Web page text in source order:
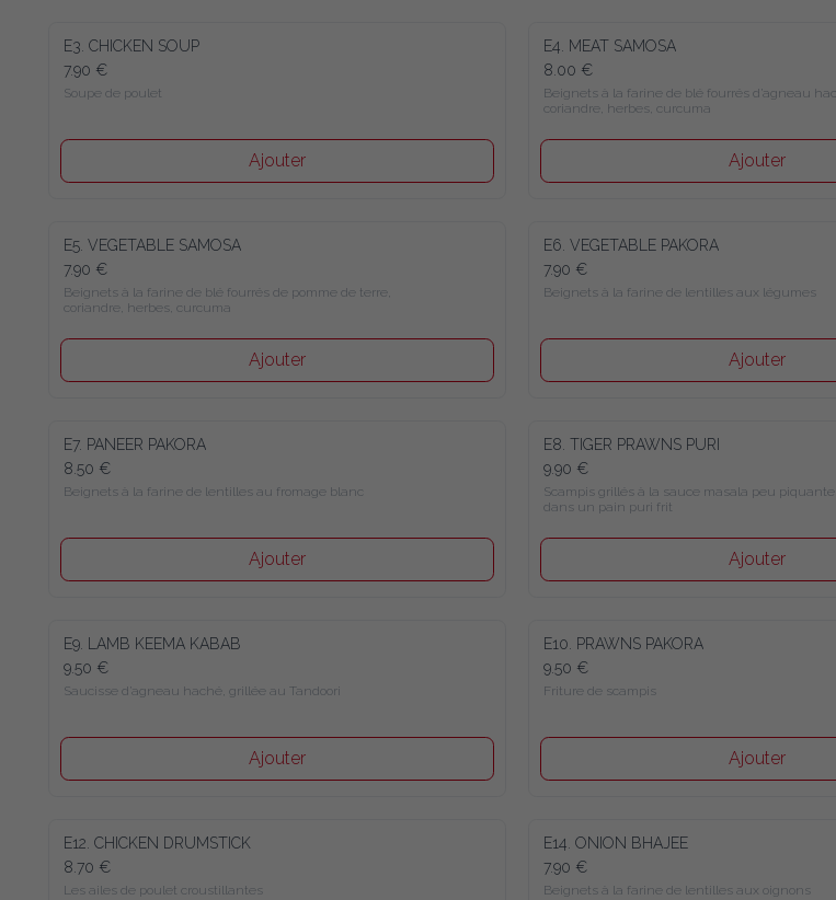
E3. CHICKEN SOUP
7.90 €
Soupe de poulet
Ajouter
E4. MEAT SAMOSA
8.00 €
Beignets à la farine de blé fourrés d’agneau
coriandre, herbes, curcuma
Ajouter
E5. VEGETABLE SAMOSA
7.90 €
Beignets à la farine de blé fourrés de pomme de terre,
coriandre, herbes, curcuma
Ajouter
E6. VEGETABLE PAKORA
7.90 €
Beignets à la farine de lentilles aux légumes
Ajouter
E7. PANEER PAKORA
8.50 €
Beignets à la farine de lentilles au fromage blanc
Ajouter
E8. TIGER PRAWNS PURI
9.90 €
Scampis grillés à la sauce masala peu
dans un pain puri frit
Ajouter
E9. LAMB KEEMA KABAB
9.50 €
Saucisse d’agneau haché, grillée au Tandoori
Ajouter
E10. PRAWNS PAKORA
9.50 €
Friture de scampis
Ajouter
E12. CHICKEN DRUMSTICK
8.70 €
Les ailes de poulet croustillantes
E14. ONION BHAJEE
7.90 €
Beignets à la farine de lentilles aux oignons